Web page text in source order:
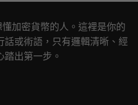
加密貨幣的人。這裡是你的
或術語，只有邏輯清晰、經
出第一步。